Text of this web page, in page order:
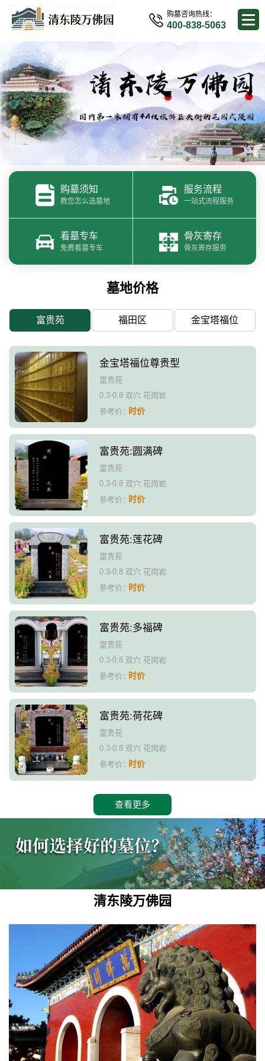
购墓咨询热线：
400-838-5063
购墓须知
教您怎么选墓地
服务流程
一站式流程服务
看墓专车
免费看墓专车
骨灰寄存
骨灰寄存服务
墓地价格
富贵苑 福田区 金宝塔福位
金宝塔福位尊贵型
富贵苑
0.3-0.8 双穴 花岗岩
参考价：时价
富贵苑:圆满碑
富贵苑
0.3-0.8 双穴 花岗岩
参考价：时价
富贵苑:莲花碑
富贵苑
0.3-0.8 双穴 花岗岩
参考价：时价
富贵苑:多福碑
富贵苑
0.3-0.8 双穴 花岗岩
参考价：时价
富贵苑:荷花碑
富贵苑
0.3-0.8 双穴 花岗岩
参考价：时价
查看更多
清东陵万佛园